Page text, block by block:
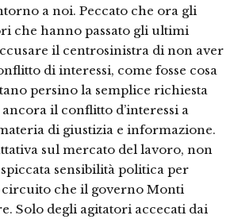
a noi. Peccato che ora gli
che hanno passato gli ultimi
il centrosinistra di non aver
di interessi, come fosse cosa
persino la semplice richiesta
il conflitto d’interessi a
di giustizia e informazione.
sul mercato del lavoro, non
spiccata sensibilità politica per
che il governo Monti
Solo degli agitatori accecati dai